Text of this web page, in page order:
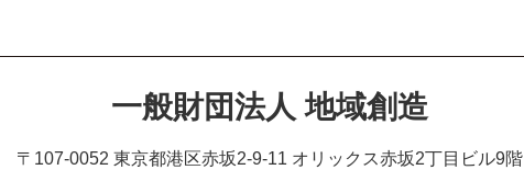
一般財団法人 地域創造
〒107-0052 東京都港区赤坂2-9-11 オリックス赤坂2丁目ビル9階